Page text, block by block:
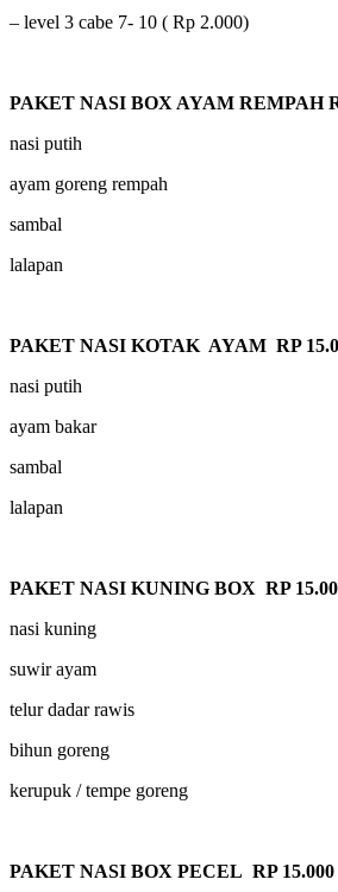
– level 3 cabe 7- 10 ( Rp 2.000)
PAKET NASI BOX AYAM REMPAH
nasi putih
ayam goreng rempah
sambal
lalapan
PAKET NASI KOTAK AYAM RP
nasi putih
ayam bakar
sambal
lalapan
PAKET NASI KUNING BOX RP
nasi kuning
suwir ayam
telur dadar rawis
bihun goreng
kerupuk / tempe goreng
PAKET NASI BOX PECEL RP 15.000